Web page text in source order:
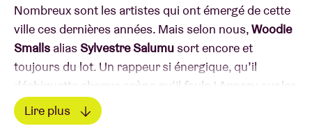
Nombreux sont les artistes qui ont émergé de cette
ville ces dernières années. Mais selon nous,Woodie
Smalls alias Sylvestre Salumu sort encore et
toujours du lot. Un rappeur si énergique, qu’il
déchiquette chaque scène qu’il foule ! Apparu sur les
radars avec son tube viral “Planet Shrooms”, il a fait
fureur à l’international en passant à l’affiche de
Lire plus